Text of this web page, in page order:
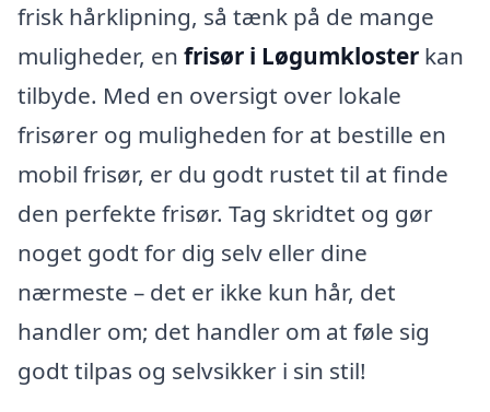
frisk hårklipning, så tænk på de mange
muligheder, en frisør i Løgumkloster kan
tilbyde. Med en oversigt over lokale
frisører og muligheden for at bestille en
mobil frisør, er du godt rustet til at finde
den perfekte frisør. Tag skridtet og gør
noget godt for dig selv eller dine
nærmeste – det er ikke kun hår, det
handler om; det handler om at føle sig
godt tilpas og selvsikker i sin stil!